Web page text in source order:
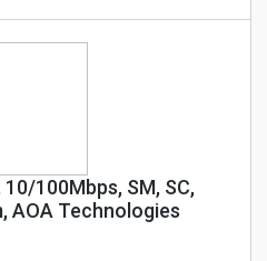
100Mbps, SM, SC,
AOA Technologies